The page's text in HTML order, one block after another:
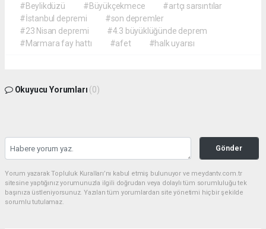
#Beylikdüzü
#Büyükçekmece
#artçı sarsıntılar
#İstanbul depremi
#son depremler
#23 Nisan depremi
#4.3 büyüklüğünde deprem
#Marmara fay hattı
#afet #halk uyarısı
Okuyucu Yorumları (0)
Gönder
Yorum yazarak Topluluk Kuralları’nı kabul etmiş bulunuyor ve meydantv.com.tr
sitesine yaptığınız yorumunuzla ilgili doğrudan veya dolaylı tüm sorumluluğu tek
başınıza üstleniyorsunuz. Yazılan tüm yorumlardan site yönetimi hiçbir şekilde
sorumlu tutulamaz.